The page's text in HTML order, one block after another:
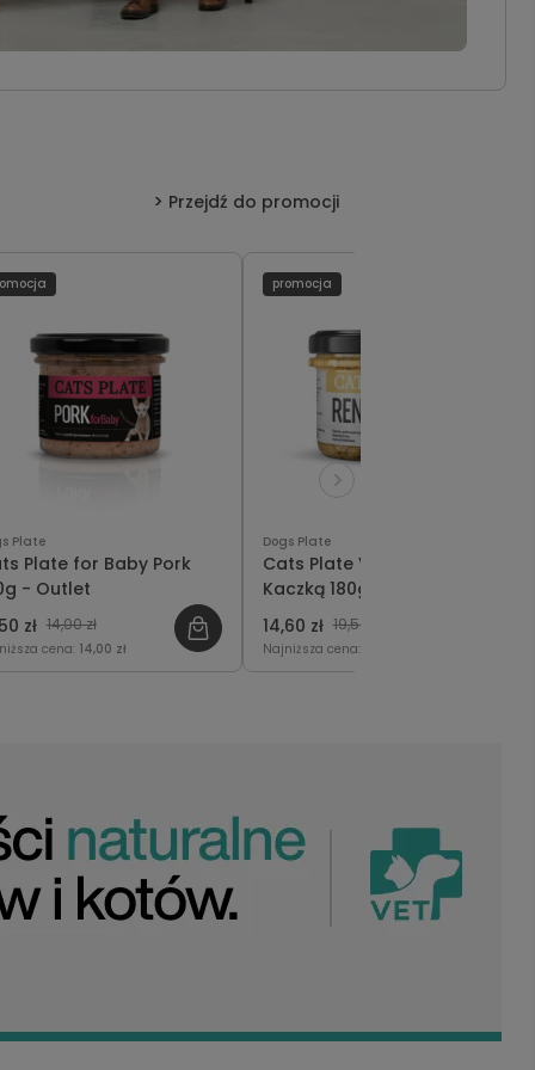
Przejdź do promocji
Plate
Plate for Baby Pork
- Outlet
zł 14,00 zł
cena: 14,00 zł
Dogs Plate
Cats Plate Vet Renal z
Kaczką 180g - Outlet
14,60 zł 19,50 zł
Najniższa cena:
promocja